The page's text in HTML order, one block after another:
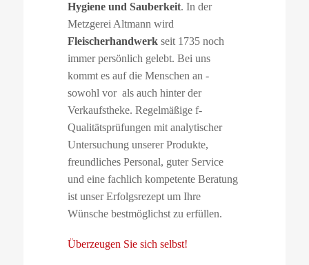
Hygiene und Sauberkeit. In der
Metzgerei Altmann wird
Fleischerhandwerk seit 1735 noch
immer persönlich gelebt. Bei uns
kommt es auf die Menschen an -
sowohl vor als auch hinter der
Verkaufstheke. Regelmäßige f-
Qualitätsprüfungen mit analytischer
Untersuchung unserer Produkte,
freundliches Personal, guter Service
und eine fachlich kompetente Beratung
ist unser Erfolgsrezept um Ihre
Wünsche bestmöglichst zu erfüllen.
Überzeugen Sie sich selbst!